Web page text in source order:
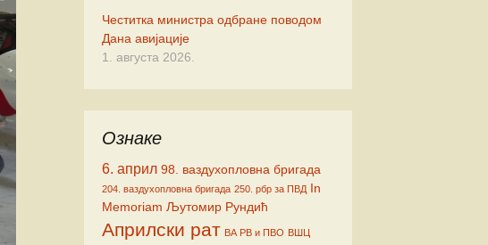
Марјановић
Катанић
Живак
Жарковић
Честитка министра одбране поводом
Дана авијације
1. августа 2026.
Ознаке
6. април 98. ваздухопловна бригада
204. ваздухопловна бригада 250. рбр за ПВД In
Memoriam Љутомир Рундић
Априлски рат ВА РВ и ПВО ВШЦ